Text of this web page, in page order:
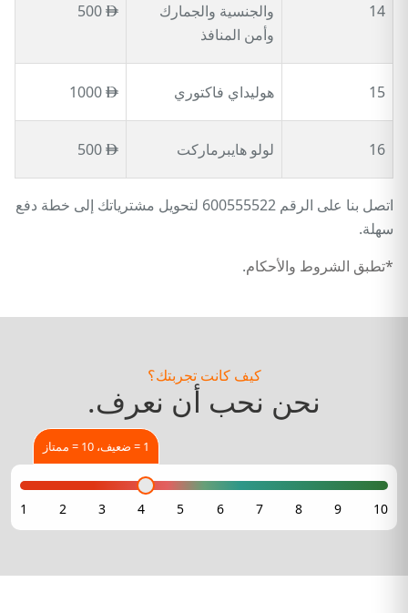
14
والجنسية والجمارك
وأمن المنافذ
15 هوليداي فاكتوري
16 لولو هايبرماركت
اتصل بنا على الرقم 600555522 لتحويل مشترياتك إلى خطة دفع
سهلة.
*تطبق الشروط والأحكام.
كيف كانت تجربتك؟
نحن نحب أن نعرف.
1 = ضعيف، 10 = ممتاز